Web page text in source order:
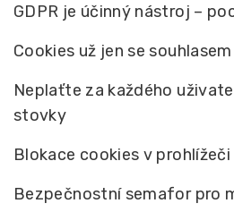
GDPR je účinný nástroj –
Cookies už jen se
Neplaťte za každého
stovky
Blokace cookies v prohlížeči
Bezpečnostní semafor pro